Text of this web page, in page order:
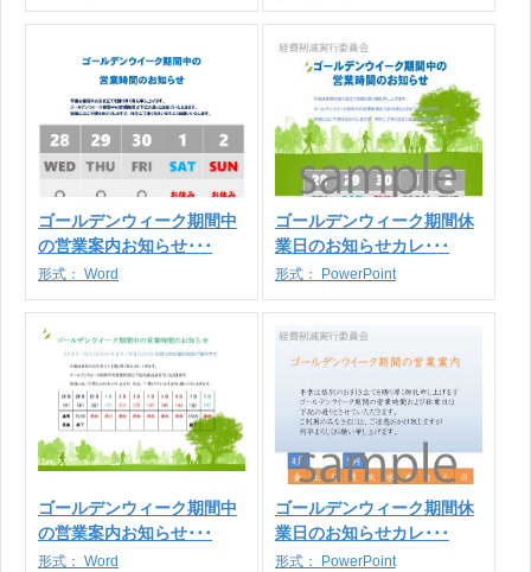
ゴールデンウィーク期間中
の営業案内お知らせ･･･
形式： Word
ゴールデンウィーク期間休
業日のお知らせカレ･･･
形式： PowerPoint
ゴールデンウィーク期間中
の営業案内お知らせ･･･
形式： Word
ゴールデンウィーク期間休
業日のお知らせカレ･･･
形式： PowerPoint